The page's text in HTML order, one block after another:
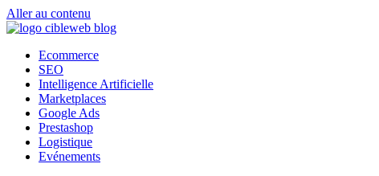
Aller au contenu
Ecommerce
SEO
Intelligence Artificielle
Marketplaces
Google Ads
Prestashop
Logistique
Evénements